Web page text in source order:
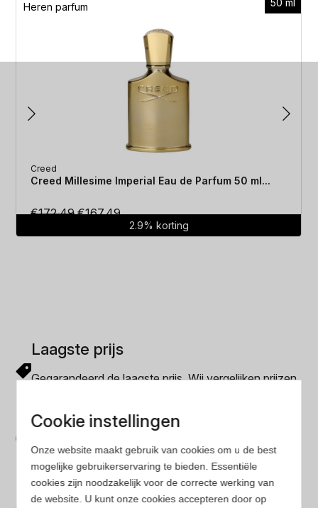
Heren parfum
Creed
Creed Millesime Imperial Eau de Parfum 50 ml...
€172.49Oorspronkelijke
€167.49Huidige
prijs
2.9% korting
Laagste prijs
Gegarandeerd de laagste prijs. Wij vergelijken prijzen
Gemakkelijk zoeken
Op onze website vind je eenvoudig je favoriete
parfum met onze geavanceerde zoekfilters
Bespaar tijd en geld
Cookie instellingen
Onze website maakt gebruik van cookies om u de best
mogelijke gebruikerservaring te bieden. Essentiële
cookies zijn noodzakelijk voor de correcte werking van
de website. U kunt onze cookies accepteren door op